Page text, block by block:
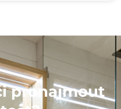
pronajmout